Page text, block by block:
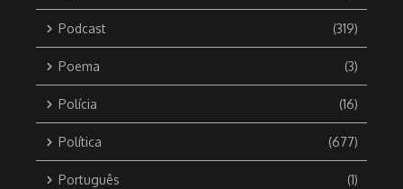
Podcast (319)
Poema (3)
Polícia (16)
Política (677)
Português (1)